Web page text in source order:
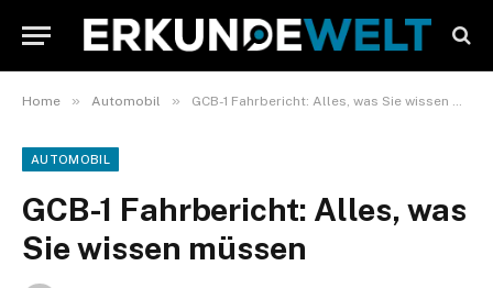
Home » Automobil » GCB-1 Fahrbericht: Alles, was Sie wissen müssen
AUTOMOBIL
GCB-1 Fahrbericht: Alles, was
Sie wissen müssen